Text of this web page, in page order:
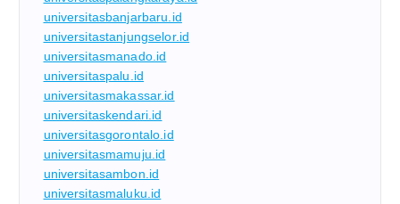
universitasbanjarbaru.id
universitastanjungselor.id
universitasmanado.id
universitaspalu.id
universitasmakassar.id
universitaskendari.id
universitasgorontalo.id
universitasmamuju.id
universitasambon.id
universitasmaluku.id